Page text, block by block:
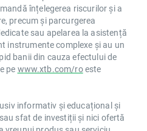
înțelegerea riscurilor și a
precum și parcurgerea
sau apelarea la asistență
instrumente complexe și au un
banii din cauza efectului de
pe www.xtb.com/roeste
informativ și educațional și
sfat de investiții și nici ofertă